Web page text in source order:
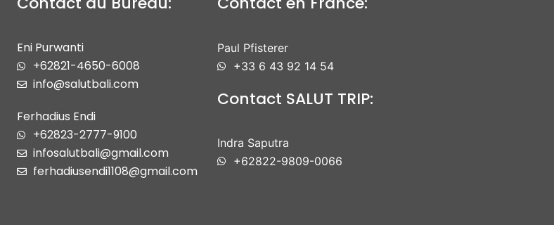
Eni Purwanti
+62821-4650-6008
info@salutbali.com
Ferhadius Endi
+62823-2777-9100
infosalutbali@gmail.com
ferhadiusendi1108@gmail.com
Paul Pfisterer
+33 6 43 92 14 54
Contact SALUT TRIP:
Indra Saputra
+62822-9809-0066